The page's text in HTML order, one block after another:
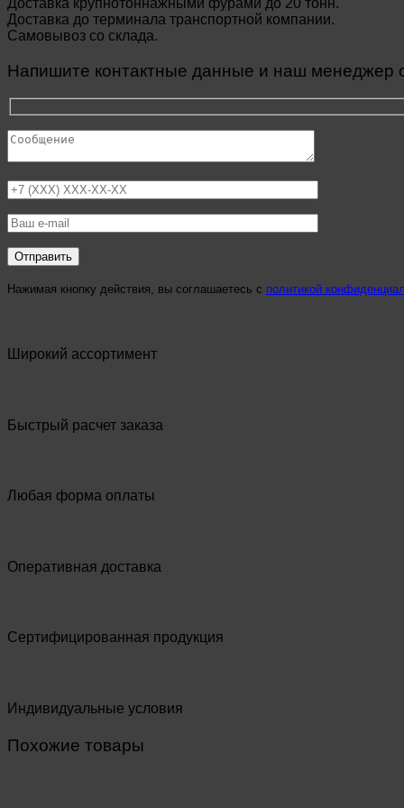
Доставка крупнотоннажными фурами до 20 тонн.
Доставка до терминала транспортной компании.
Самовывоз со склада.
Напишите контактные данные и наш менеджер
Нажимая кнопку действия, вы соглашаетесь с политикой
Широкий ассортимент
Быстрый расчет заказа
Любая форма оплаты
Оперативная доставка
Сертифицированная продукция
Индивидуальные условия
Похожие товары